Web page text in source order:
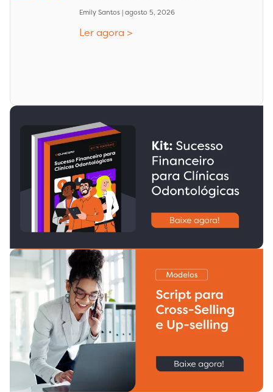
Emily Santos agosto 5, 2026
Ler agora >